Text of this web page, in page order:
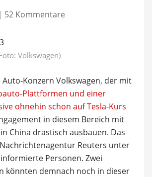
| 52 Kommentare
Volkswagen)
Konzern Volkswagen, der mit
Plattformen und einer
ohnehin schon auf Tesla-Kurs
in diesem Bereich mit
China drastisch ausbauen. Das
Reuters unter
Personen. Zwei
könnten demnach noch in dieser